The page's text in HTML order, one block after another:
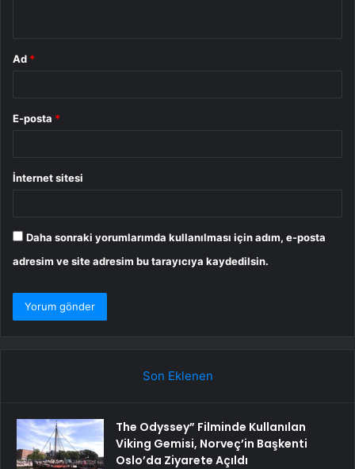
Ad *
E-posta *
İnternet sitesi
Daha sonraki yorumlarımda kullanılması için adım, e-posta
adresim ve site adresim bu tarayıcıya kaydedilsin.
Son Eklenen
The Odyssey” Filminde Kullanılan
Viking Gemisi, Norveç’in Başkenti
Oslo’da Ziyarete Açıldı